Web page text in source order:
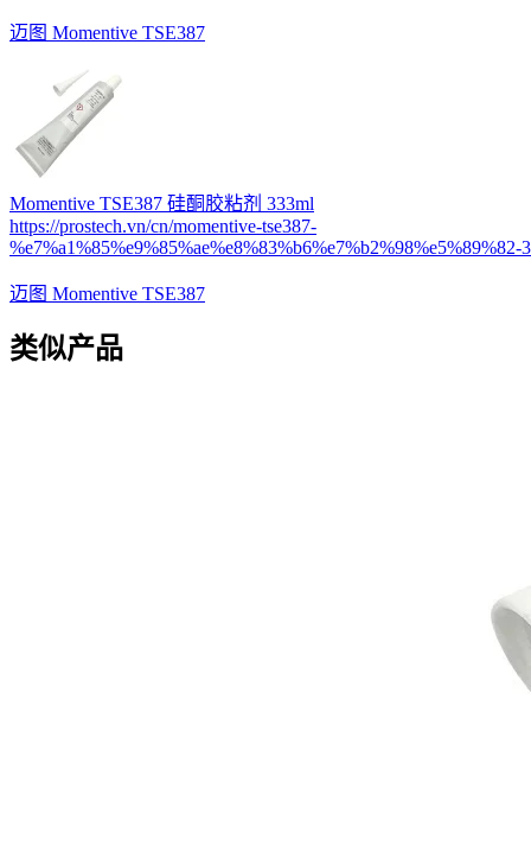
迈图 Momentive TSE387
Momentive TSE387 硅酮胶粘剂 333ml
https://prostech.vn/cn/momentive-tse387-
%e7%a1%85%e9%85%ae%e8%83%b6%e7%b2%98%e5%89%82-
迈图 Momentive TSE387
类似产品